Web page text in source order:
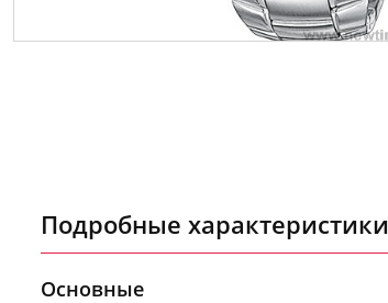
Подробные характеристики
Основные